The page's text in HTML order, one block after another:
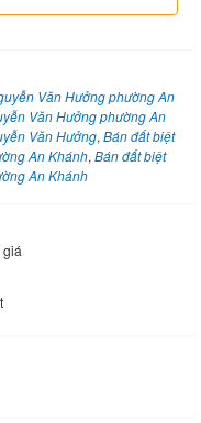
Văn Hưởng phường An
Văn Hưởng phường An
Văn Hưởng, Bán đất biệt
An Khánh, Bán đất biệt
An Khánh